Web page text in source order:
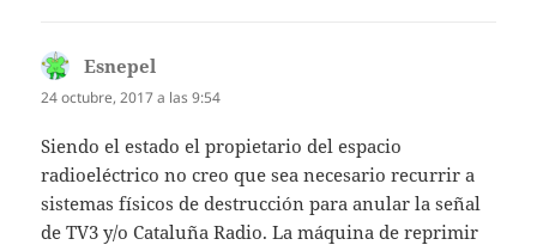
Esnepel
24 octubre, 2017 a las 9:54
Siendo el estado el propietario del espacio
radioeléctrico no creo que sea necesario recurrir a
sistemas físicos de destrucción para anular la señal
de TV3 y/o Cataluña Radio. La máquina de reprimir